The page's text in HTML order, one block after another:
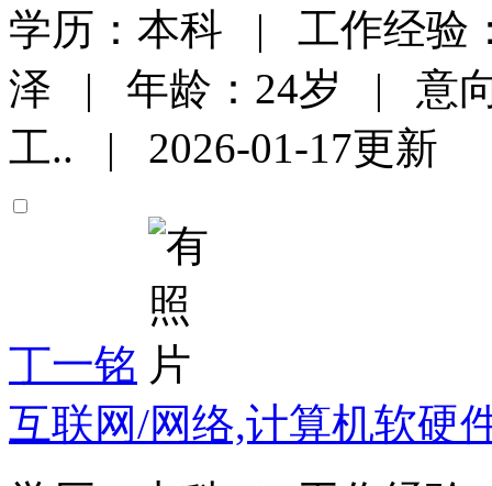
学历：本科 | 工作经验
泽 | 年龄：24岁 | 意向
工.. | 2026-01-17更新
丁一铭
互联网/网络,计算机软硬